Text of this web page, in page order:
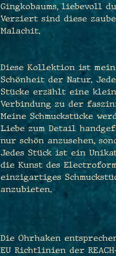
Gingkobaums, liebevoll
Verziert sind diese
Malachit.
Diese Kollektion ist
Schönheit der Natur.
Stücke erzählt eine
Verbindung zu der
Meine Schmuckstücke
Liebe zum Detail
nur schön anzusehen,
Jedes Stück ist ein
die Kunst des
einzigartiges
anzubieten.
Die Ohrhaken
EU Richtlinien der